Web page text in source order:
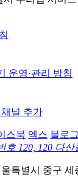
운영·관리 방침
널 추가
스북 엑스 블로그
호 120, 120 다산
특별시 중구 세